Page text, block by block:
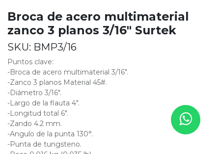
Broca de acero multimaterial
zanco 3 planos 3/16" Surtek
SKU: BMP3/16
Puntos clave:
-Broca de acero multimaterial 3/16".
-Zanco 3 planos Material 45#.
-Diámetro 3/16".
-Largo de la flauta 4".
-Longitud total 6".
-Zando 4.2 mm.
-Angulo de la punta 130°.
-Punta de tungsteno.